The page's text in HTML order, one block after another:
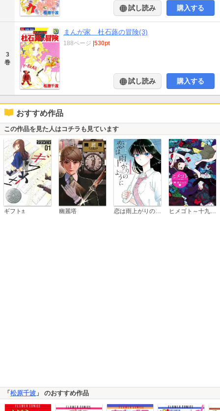
試し読み 購入する
3
巻
まんが家 杜石蕗の冒険(3)
188ページ |530pt
試し読み 購入する
おすすめ作品
この作品を見た人はコチラも見ています
ギフト± 幽麗塔
「松原千波 」 のおすすめ作品